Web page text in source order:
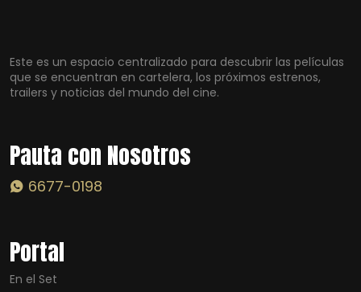
Este es un espacio centralizado para descubrir las películas
que se encuentran en cartelera, los próximos estrenos,
trailers y noticias del mundo del cine.
Pauta con Nosotros
6677-0198
Portal
En el Set